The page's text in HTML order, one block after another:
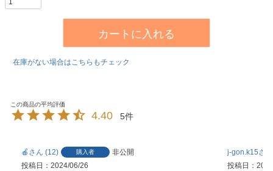
カートに入れる
在庫がない場合はこちらもチェック
4.40 5
🍎 12 購入者
非公開
投稿日
2024/06/26
j-gon.k15
投稿日